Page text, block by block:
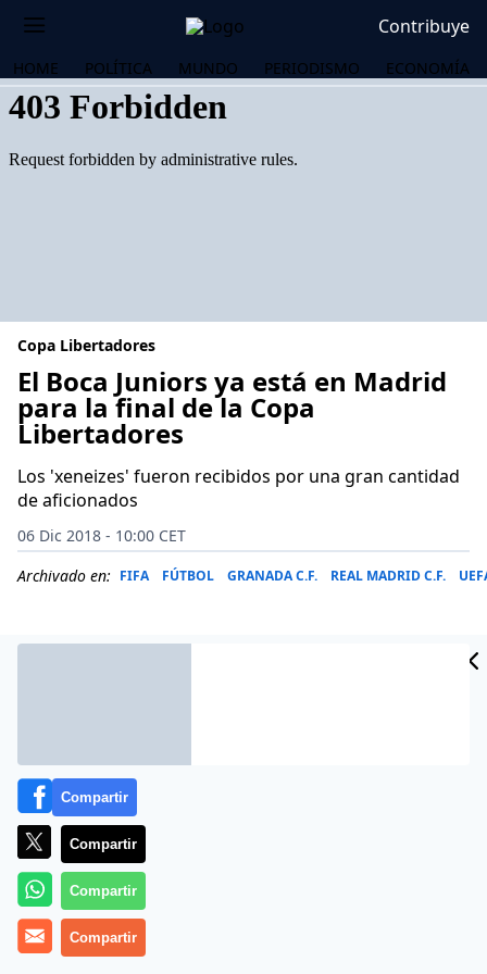
Contribuye
HOME POLÍTICA MUNDO PERIODISMO ECONOMÍA
Copa Libertadores
El Boca Juniors ya está en Madrid
para la final de la Copa
Libertadores
Los 'xeneizes' fueron recibidos por una gran cantidad
de aficionados
06 Dic 2018 - 10:00 CET
Archivado en: FIFA FÚTBOL GRANADA C.F. REAL MADRID C.F.
Los jugadores del Boca Juniors han llegado la tarde
de este miércoles a Madrid para disputar la final de
Compartir
Compartir
Compartir
Compartir